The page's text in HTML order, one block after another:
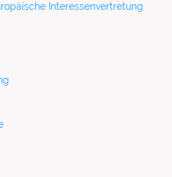
Interessenvertretung